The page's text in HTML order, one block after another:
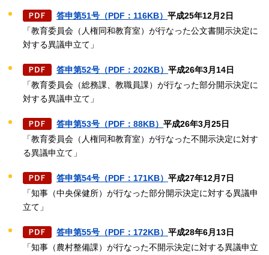
答申第51号（PDF：116KB） 平成25年12月2日
「教育委員会（人権同和教育室）が行なった公文書開示決定に
対する異議申立て」
答申第52号（PDF：202KB） 平成26年3月14日
「教育委員会（総務課、教職員課）が行なった部分開示決定に
対する異議申立て」
答申第53号（PDF：88KB） 平成26年3月25日
「教育委員会（人権同和教育室）が行なった不開示決定に対す
る異議申立て」
答申第54号（PDF：171KB） 平成27年12月7日
「知事（中央保健所）が行なった部分開示決定に対する異議申
立て」
答申第55号（PDF：172KB） 平成28年6月13日
「知事（農村整備課）が行なった不開示決定に対する異議申立